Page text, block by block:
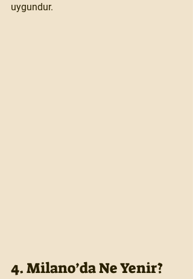
uygundur.
4. Milano’da Ne Yenir?